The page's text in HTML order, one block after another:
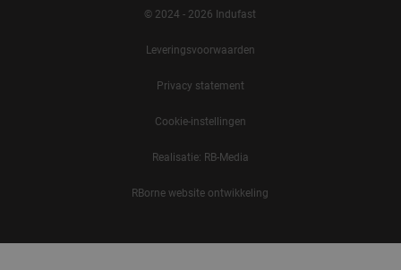
© 2024 - 2026 Indufast
Leveringsvoorwaarden
Privacy statement
Cookie-instellingen
Realisatie: RB-Media
RBorne website ontwikkeling